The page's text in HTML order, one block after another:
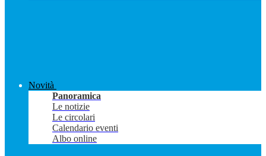
Novità
Panoramica
Le notizie
Le circolari
Calendario eventi
Albo online